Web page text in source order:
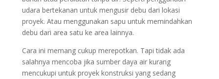
udara bertekanan untuk mengusir debu dari lokasi
proyek. Atau menggunakan sapu untuk memindahkan
debu dari area satu ke area lainnya.
Cara ini memang cukup merepotkan. Tapi tidak ada
salahnya mencoba jika sumber daya air kurang
mencukupi untuk proyek konstruksi yang sedang